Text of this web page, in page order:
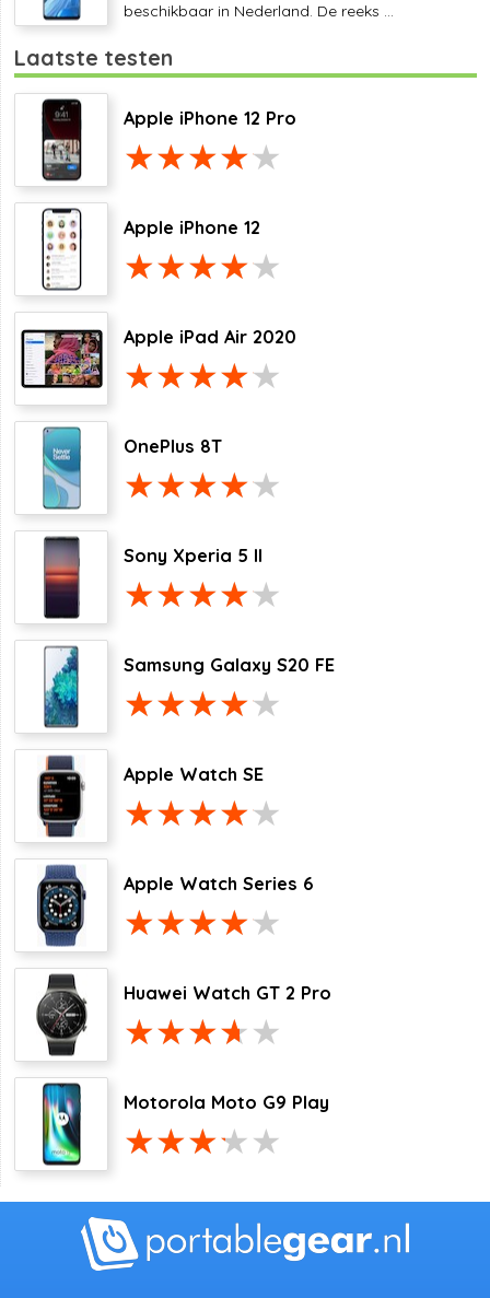
beschikbaar in Nederland. De reeks ...
Laatste testen
Apple iPhone 12 Pro
Apple iPhone 12
Apple iPad Air 2020
OnePlus 8T
Sony Xperia 5 II
Samsung Galaxy S20 FE
Apple Watch SE
Apple Watch Series 6
Huawei Watch GT 2 Pro
Motorola Moto G9 Play